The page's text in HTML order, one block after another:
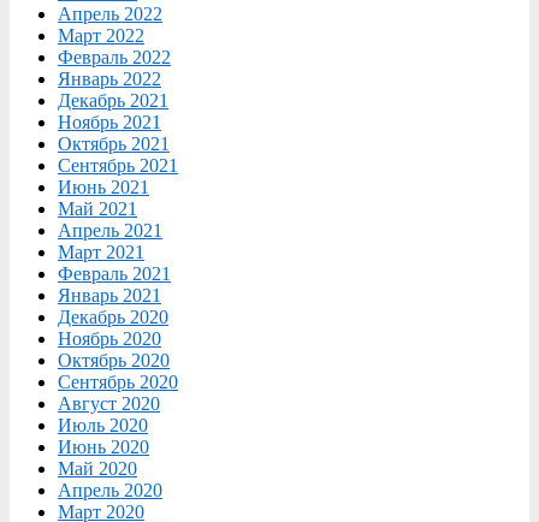
Апрель 2022
Март 2022
Февраль 2022
Январь 2022
Декабрь 2021
Ноябрь 2021
Октябрь 2021
Сентябрь 2021
Июнь 2021
Май 2021
Апрель 2021
Март 2021
Февраль 2021
Январь 2021
Декабрь 2020
Ноябрь 2020
Октябрь 2020
Сентябрь 2020
Август 2020
Июль 2020
Июнь 2020
Май 2020
Апрель 2020
Март 2020